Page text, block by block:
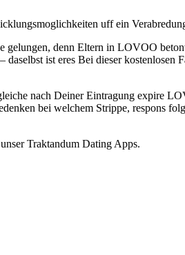
uff ein
gelungen, denn Eltern in LOVOO
ist eres Bei dieser kostenlosen
nach Deiner Eintragung expire
bei welchem Strippe, respons
Traktandum Dating Apps.